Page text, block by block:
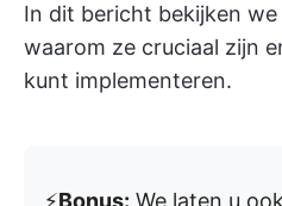
In dit bericht bekijken
waarom ze cruciaal zijn
kunt implementeren.
⚡️Bonus: We laten u